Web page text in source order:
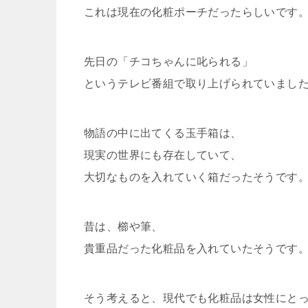
これは現在の化粧ポーチだったらしいです。
先日の「チコちゃんに叱られる」
というテレビ番組で取り上げられていました
物語の中に出てくる玉手箱は、
現実の世界にも存在していて、
大切なものを入れていく箱だったそうです。
昔は、櫛や筆、
貴重品だった化粧品を入れていたそうです。
そう考えると、現代でも化粧品は女性にと